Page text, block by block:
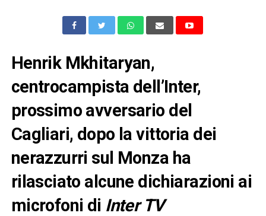
Henrik Mkhitaryan,
centrocampista dell’Inter,
prossimo avversario del
Cagliari, dopo la vittoria dei
nerazzurri sul Monza ha
rilasciato alcune dichiarazioni ai
microfoni di Inter TV